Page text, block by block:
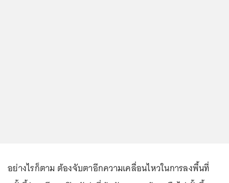
อย่างไรก็ตาม ต้องจับตาอีกความเคลื่อนไหวในการลงพื้นที่